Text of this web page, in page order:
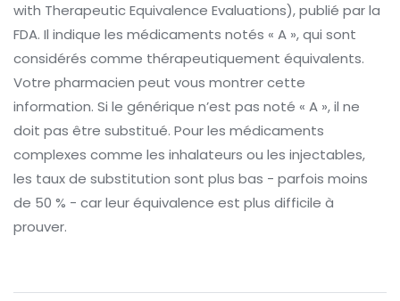
with Therapeutic Equivalence Evaluations), publié par la
FDA. Il indique les médicaments notés « A », qui sont
considérés comme thérapeutiquement équivalents.
Votre pharmacien peut vous montrer cette
information. Si le générique n’est pas noté « A », il ne
doit pas être substitué. Pour les médicaments
complexes comme les inhalateurs ou les injectables,
les taux de substitution sont plus bas - parfois moins
de 50 % - car leur équivalence est plus difficile à
prouver.